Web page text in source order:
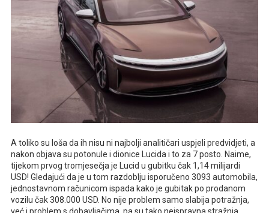
A toliko su loša da ih nisu ni najbolji analitičari uspjeli predvidjeti, a
nakon objava su potonule i dionice Lucida i to za 7 posto. Naime,
tijekom prvog tromjesečja je Lucid u gubitku čak 1,14 milijardi
USD! Gledajući da je u tom razdoblju isporučeno 3093 automobila,
jednostavnom računicom ispada kako je gubitak po prodanom
vozilu čak 308.000 USD. No nije problem samo slabija potražnja,
već i problem s dobavljačima, pa su tako neispravna stražnja